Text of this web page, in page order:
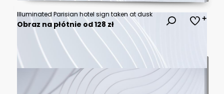
Illuminated Parisian hotel sign taken at dusk
Obraz na płótnie od 128 zł